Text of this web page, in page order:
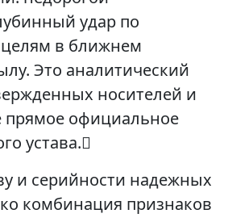
удар по
в ближнем
Это аналитический
носителей и
прямое официальное
устава.
и серийности надежных
комбинация признаков